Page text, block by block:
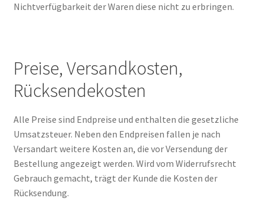
Nichtverfügbarkeit der Waren diese nicht zu erbringen.
Preise, Versandkosten,
Rücksendekosten
Alle Preise sind Endpreise und enthalten die gesetzliche
Umsatzsteuer. Neben den Endpreisen fallen je nach
Versandart weitere Kosten an, die vor Versendung der
Bestellung angezeigt werden. Wird vom Widerrufsrecht
Gebrauch gemacht, trägt der Kunde die Kosten der
Rücksendung.